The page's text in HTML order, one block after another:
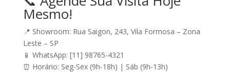
Mesmo!
📍 Showroom: Rua Saigon, 243, Vila Formosa – Zona
Leste – SP
📱 WhatsApp: [11] 98765-4321
⏰ Horário: Seg-Sex (9h-18h) | Sáb (9h-13h)